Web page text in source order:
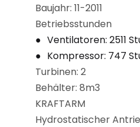
Baujahr: 11-2011
Betriebsstunden
Ventilatoren: 2511
Kompressor: 747
Turbinen: 2
Behälter: 8m3
KRAFTARM
Hydrostatischer